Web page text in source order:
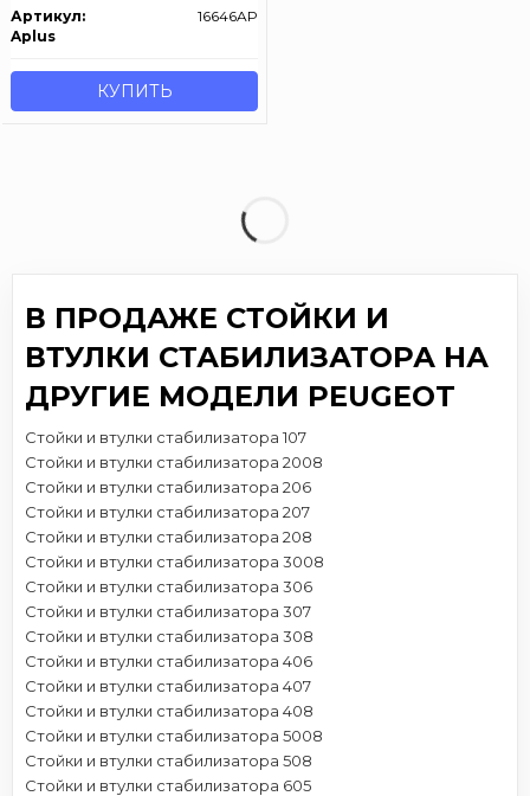
Артикул:
16646AP
Aplus
КУПИТЬ
В ПРОДАЖЕ СТОЙКИ И
ВТУЛКИ СТАБИЛИЗАТОРА НА
ДРУГИЕ МОДЕЛИ PEUGEOT
Стойки и втулки стабилизатора 107
Стойки и втулки стабилизатора 2008
Стойки и втулки стабилизатора 206
Стойки и втулки стабилизатора 207
Стойки и втулки стабилизатора 208
Стойки и втулки стабилизатора 3008
Стойки и втулки стабилизатора 306
Стойки и втулки стабилизатора 307
Стойки и втулки стабилизатора 308
Стойки и втулки стабилизатора 406
Стойки и втулки стабилизатора 407
Стойки и втулки стабилизатора 408
Стойки и втулки стабилизатора 5008
Стойки и втулки стабилизатора 508
Стойки и втулки стабилизатора 605